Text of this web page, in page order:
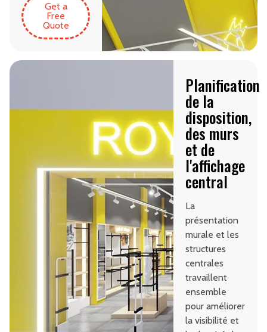
Get a
Free
Quote
Planification
de la
disposition,
des murs
et de
l'affichage
central
La
présentation
murale et les
structures
centrales
travaillent
ensemble
pour améliorer
la visibilité et